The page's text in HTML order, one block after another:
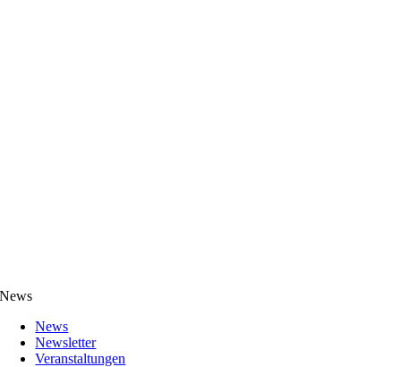
News
News
Newsletter
Veranstaltungen